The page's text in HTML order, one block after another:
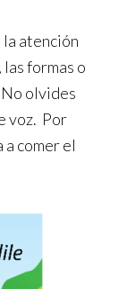
la atención
formas o
olvides
voz. Por
a comer el